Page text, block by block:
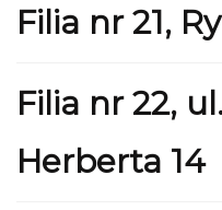
Filia nr 21,
Filia nr 22,
Herberta 14